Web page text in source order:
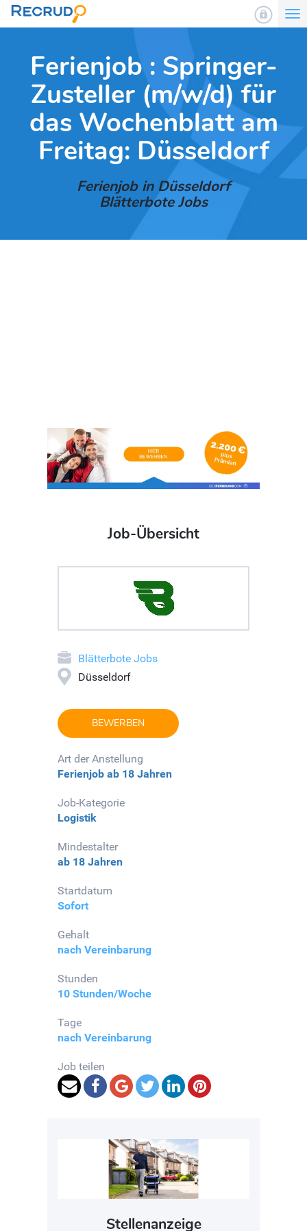
Ferienjob : Springer-
Zusteller (m/w/d) für
das Wochenblatt am
Freitag: Düsseldorf
Ferienjob in Düsseldorf
Blätterbote Jobs
Job-Übersicht
Blätterbote Jobs
Düsseldorf
BEWERBEN
Art der Anstellung
Ferienjob ab 18 Jahren
Job-Kategorie
Logistik
Mindestalter
ab 18 Jahren
Startdatum
Sofort
Gehalt
nach Vereinbarung
Stunden
10 Stunden/Woche
Tage
nach Vereinbarung
Job teilen
Stellenanzeige